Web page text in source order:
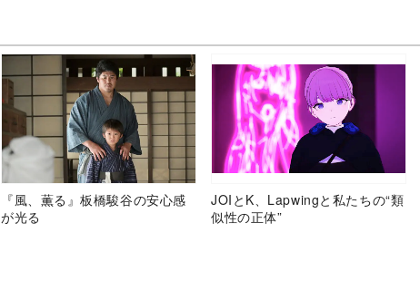
『風、薫る』板橋駿谷の安心感
が光る
JOIとK、Lapwingと私たちの“類
似性の正体”